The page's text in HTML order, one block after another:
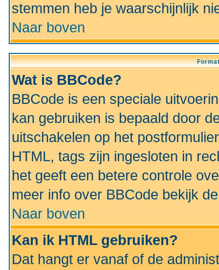
stemmen heb je waarschijnlijk
Naar boven
Wat is BBCode?
BBCode is een speciale
kan gebruiken is bepaald door
uitschakelen op het
HTML, tags zijn ingesloten in
het geeft een betere controle
meer info over BBCode bekijk
Naar boven
Kan ik HTML gebruiken?
Dat hangt er vanaf of de